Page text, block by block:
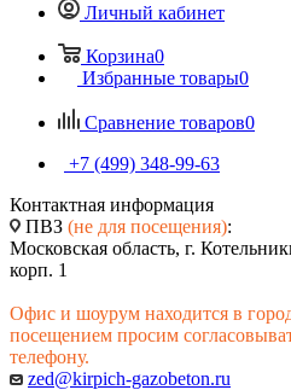
Личный кабинет
Корзина0
Избранные товары0
Сравнение товаров0
+7 (499) 348-99-63
Контактная информация
ПВЗ (не для посещения):
Московская область, г.
корп. 1
Офис и шоурум находится в
посещением просим
телефону.
zed@kirpich-gazobeton.ru